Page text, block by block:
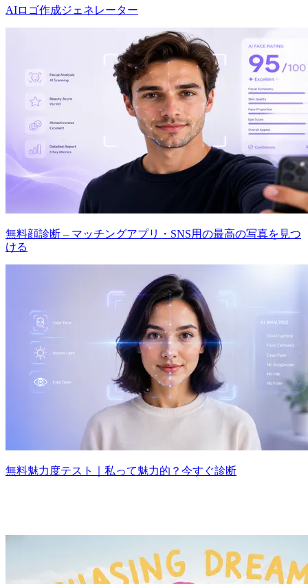
AIロゴ作成ジェネレーター
無料顔診断 – マッチングアプリ・SNS用の最高の写真を見つ
ける
無料魅力度テスト｜私って魅力的？今すぐ診断